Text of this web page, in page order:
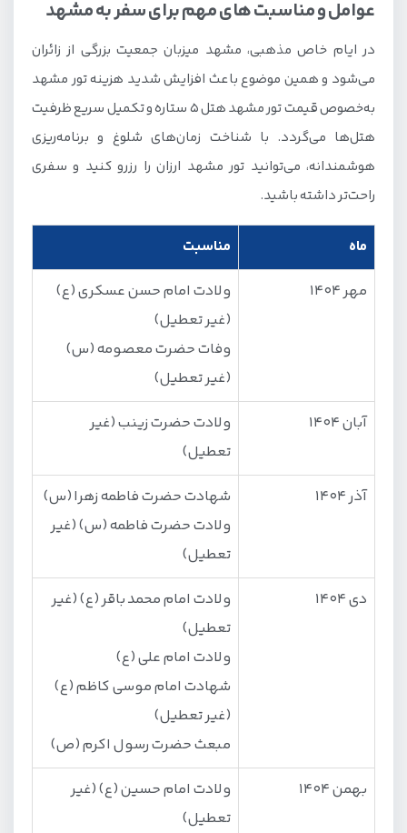
عوامل و مناسبت های مهم برای سفر به مشهد
در ایام خاص مذهبی، مشهد میزبان جمعیت بزرگی از زائران
می‌شود و همین موضوع باعث افزایش شدید هزینه تور مشهد
به‌خصوص قیمت تور مشهد هتل 5 ستاره و تکمیل سریع ظرفیت
هتل‌ها می‌گردد. با شناخت زمان‌های شلوغ و برنامه‌ریزی
هوشمندانه، می‌توانید تور مشهد ارزان را رزرو کنید و سفری
راحت‌تر داشته باشید.
ماه
مناسبت
مهر 1404
ولادت امام حسن عسکری (ع)
(غیر تعطیل)
وفات حضرت معصومه (س)
(غیر تعطیل)
آبان 1404
ولادت حضرت زینب (غیر
تعطیل)
آذر 1404
شهادت حضرت فاطمه زهرا (س)
ولادت حضرت فاطمه (س) (غیر
تعطیل)
دی 1404
ولادت امام محمد باقر (ع) (غیر
تعطیل)
ولادت امام علی (ع)
شهادت امام موسی کاظم (ع)
(غیر تعطیل)
مبعث حضرت رسول اکرم (ص)
بهمن 1404
ولادت امام حسین (ع) (غیر
تعطیل)